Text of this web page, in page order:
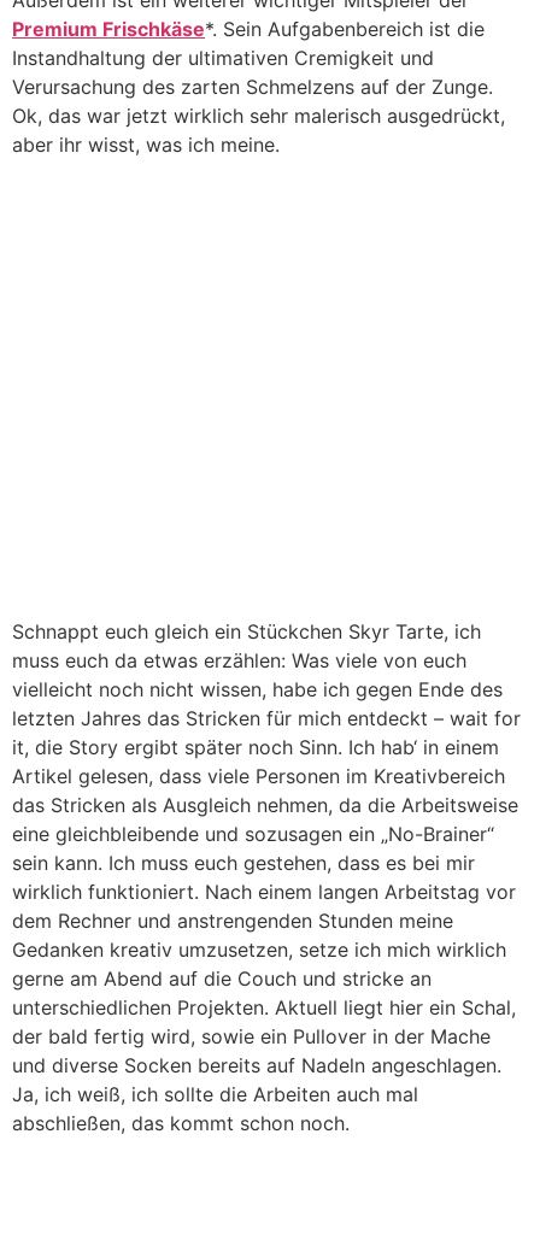
Premium Frischkäse*. Sein Aufgabenbereich ist die
Instandhaltung der ultimativen Cremigkeit und
Verursachung des zarten Schmelzens auf der Zunge.
Ok, das war jetzt wirklich sehr malerisch ausgedrückt,
aber ihr wisst, was ich meine.
Schnappt euch gleich ein Stückchen Skyr Tarte, ich
muss euch da etwas erzählen: Was viele von euch
vielleicht noch nicht wissen, habe ich gegen Ende des
letzten Jahres das Stricken für mich entdeckt – wait for
it, die Story ergibt später noch Sinn. Ich hab‘ in einem
Artikel gelesen, dass viele Personen im Kreativbereich
das Stricken als Ausgleich nehmen, da die Arbeitsweise
eine gleichbleibende und sozusagen ein „No-Brainer“
sein kann. Ich muss euch gestehen, dass es bei mir
wirklich funktioniert. Nach einem langen Arbeitstag vor
dem Rechner und anstrengenden Stunden meine
Gedanken kreativ umzusetzen, setze ich mich wirklich
gerne am Abend auf die Couch und stricke an
unterschiedlichen Projekten. Aktuell liegt hier ein Schal,
der bald fertig wird, sowie ein Pullover in der Mache
und diverse Socken bereits auf Nadeln angeschlagen.
Ja, ich weiß, ich sollte die Arbeiten auch mal
abschließen, das kommt schon noch.